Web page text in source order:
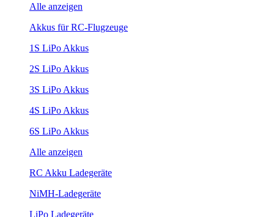
Alle anzeigen
Akkus für RC-Flugzeuge
1S LiPo Akkus
2S LiPo Akkus
3S LiPo Akkus
4S LiPo Akkus
6S LiPo Akkus
Alle anzeigen
RC Akku Ladegeräte
NiMH-Ladegeräte
LiPo Ladegeräte